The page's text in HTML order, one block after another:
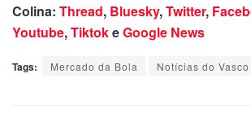
Colina: Thread, Bluesky,Twitter,
Youtube,TiktokeGoogle News
Tags: Mercado da Bola Notícias do Vasco